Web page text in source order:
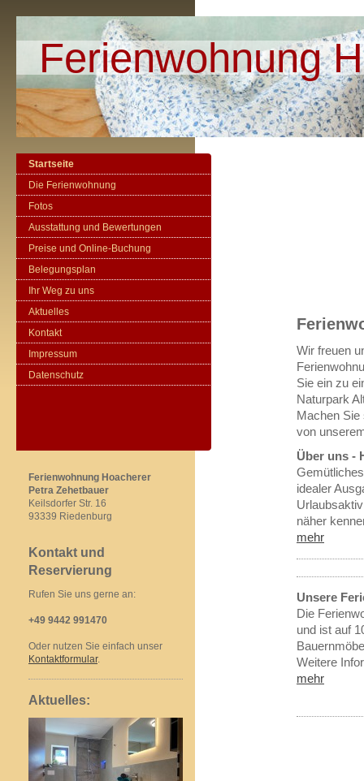
Ferienwohnung
Wir freuen
Sie ein zu
Naturpark
Machen Sie
von
Über uns -
idealer
näher
mehr
Unsere
Die
und ist auf
Weitere
mehr
Startseite
Die Ferienwohnung
Fotos
Ausstattung und Bewertungen
Preise und Online-Buchung
Belegungsplan
Ihr Weg zu uns
Aktuelles
Kontakt
Impressum
Datenschutz
Ferienwohnung Hoacherer
Petra Zehetbauer
Keilsdorfer Str. 16
93339 Riedenburg
Kontakt und
Reservierung
Rufen Sie uns gerne an:
+49 9442 991470
Oder nutzen Sie einfach unser
Kontaktformular.
Aktuelles: